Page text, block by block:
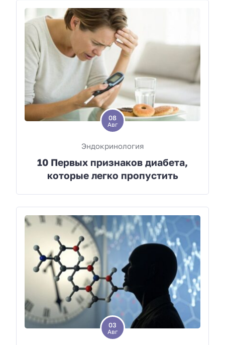
08
Авг
Эндокринология
10 Первых признаков диабета,
которые легко пропустить
03
Авг